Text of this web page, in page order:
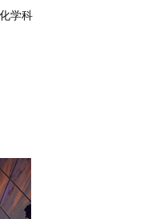
学科